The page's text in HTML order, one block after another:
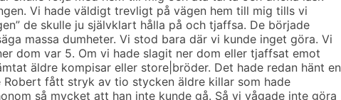
Vi hade väldigt trevligt på vägen hem till mig tills vi
de skulle ju självklart hålla på och tjaffsa. De började
massa dumheter. Vi stod bara där vi kunde inget göra. Vi
dom var 5. Om vi hade slagit ner dom eller tjaffsat emot
äldre kompisar eller store|bröder. Det hade redan hänt en
Robert fått stryk av tio stycken äldre killar som hade
så mycket att han inte kunde gå. Så vi vågade inte göra